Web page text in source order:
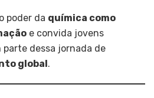
poder da química como
e convida jovens
dessa jornada de
global.